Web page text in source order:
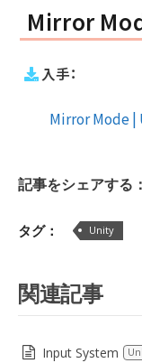
Mirror
入手：
Mirror Mode
記事をシェアする：
タグ： Unity
関連記事
Input System